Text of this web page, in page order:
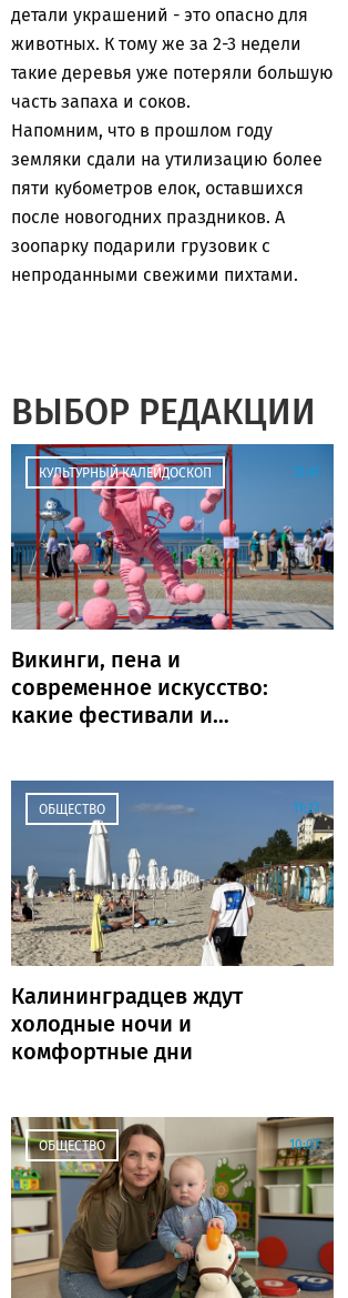
детали украшений - это опасно для
животных. К тому же за 2-3 недели
такие деревья уже потеряли большую
часть запаха и соков.
Напомним, что в прошлом году
земляки сдали на утилизацию более
пяти кубометров елок, оставшихся
после новогодних праздников. А
зоопарку подарили грузовик с
непроданными свежими пихтами.
ВЫБОР РЕДАКЦИИ
КУЛЬТУРНЫЙ КАЛЕЙДОСКОП 12:41
Викинги, пена и
современное искусство:
какие фестивали и
на выходных
ОБЩЕСТВО 11:27
Калининградцев ждут
холодные ночи и
комфортные дни
ОБЩЕСТВО 10:07